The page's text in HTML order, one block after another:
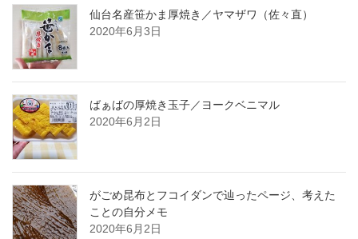
仙台名産笹かま厚焼き／ヤマザワ（佐々直）
2020年6月3日
ばぁばの厚焼き玉子／ヨークベニマル
2020年6月2日
がごめ昆布とフコイダンで辿ったページ、考えた
ことの自分メモ
2020年6月2日